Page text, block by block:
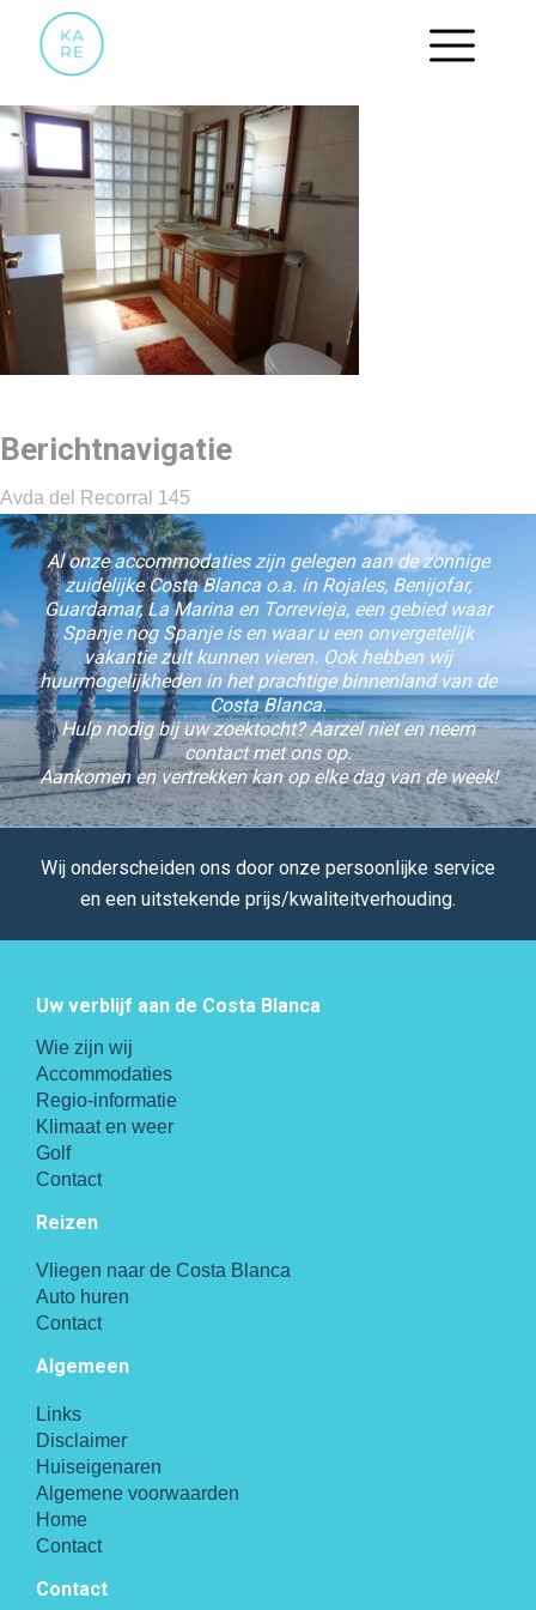
Berichtnavigatie
Avda del Recorral 145
Al onze accommodaties zijn gelegen aan de zonnige
zuidelijke Costa Blanca o.a. in Rojales, Benijofar,
Guardamar, La Marina en Torrevieja, een gebied waar
Spanje nog Spanje is en waar u een onvergetelijk
vakantie zult kunnen vieren. Ook hebben wij
huurmogelijkheden in het prachtige binnenland van de
Costa Blanca.
Hulp nodig bij uw zoektocht? Aarzel niet en neem
contact met ons op.
Aankomen en vertrekken kan op elke dag van de week!
Wij onderscheiden ons door onze persoonlijke service
en een uitstekende prijs/kwaliteitverhouding.
Uw verblijf aan de Costa Blanca
Wie zijn wij
Accommodaties
Regio-informatie
Klimaat en weer
Golf
Contact
Reizen
Vliegen naar de Costa Blanca
Auto huren
Contact
Algemeen
Links
Disclaimer
Huiseigenaren
Algemene voorwaarden
Home
Contact
Contact